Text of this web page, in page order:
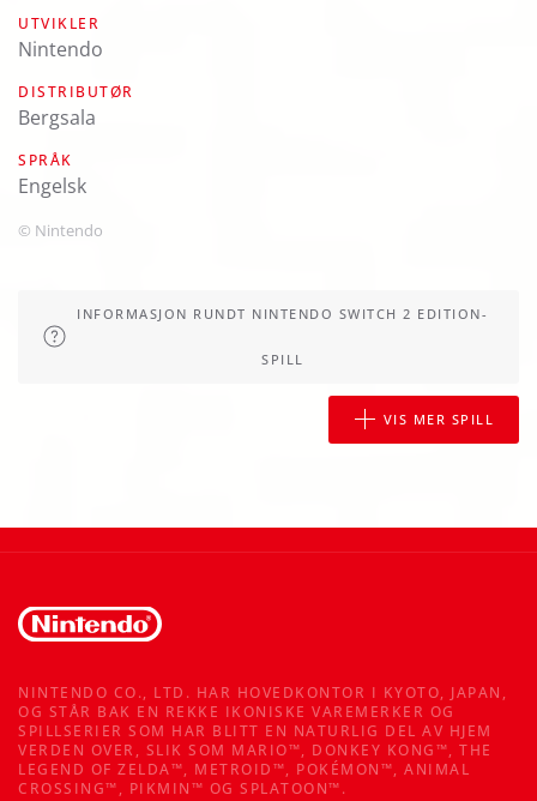
UTVIKLER
Nintendo
DISTRIBUTØR
Bergsala
SPRÅK
engelsk
© Nintendo
INFORMASJON RUNDT NINTENDO SWITCH 2 EDITION-
SPILL
VIS MER SPILL
NINTENDO CO., LTD. HAR HOVEDKONTOR I KYOTO, JAPAN,
OG STÅR BAK EN REKKE IKONISKE VAREMERKER OG
SPILLSERIER SOM HAR BLITT EN NATURLIG DEL AV HJEM
VERDEN OVER, SLIK SOM MARIO™, DONKEY KONG™, THE
LEGEND OF ZELDA™, METROID™, POKÉMON™, ANIMAL
CROSSING™, PIKMIN™ OG SPLATOON™.